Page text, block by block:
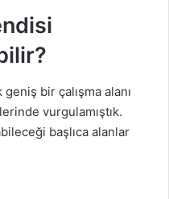
bir çalışma alanı
vurgulamıştık.
başlıca alanlar